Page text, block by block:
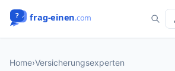
Home›Versicherungsexperten